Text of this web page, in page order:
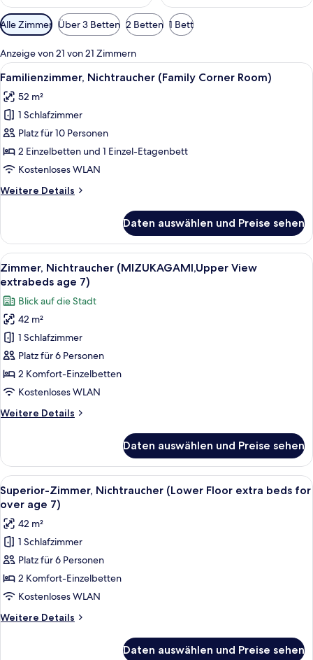
Verfügbare
Filter
für
Zimmer
Alle Zimmer Über 3 Betten 2 Betten 1 Bett
Anzeige von 21 von 21 Zimmern
Alle
Fotos
für
Familienzimmer,
Nichtraucher
(Family
Corner
anzeigen
Ein Hotelzimmer mit zwei Betten,
5
Familienzimmer, Nichtraucher (Family Corner Room)
52 m²
1 Schlafzimmer
Platz für 10 Personen
2 Einzelbetten und 1 Einzel-Etagenbett
Kostenloses WLAN
Weitere Details
Weitere
Nichtraucher
(Family
Corner
Room)
Daten auswählen und Preise sehen
Alle
Fotos
für
Zimmer,
Nichtraucher
(MIZUKAGAMI,Upper
View
extrabeds
age
anzeigen
Ein Hotelzimmer mit einem großen
12
Zimmer, Nichtraucher (MIZUKAGAMI,Upper View
extrabeds age 7)
Blick auf die Stadt
42 m²
1 Schlafzimmer
Platz für 6 Personen
2 Komfort-Einzelbetten
Kostenloses WLAN
Weitere Details
Weitere
Nichtraucher
(MIZUKAGAMI,Upper
View
extrabeds
7)
Daten auswählen und Preise sehen
Alle
Fotos
für
Superior-
Zimmer,
Nichtraucher
(Lower
Floor
extra
beds
Ein Hotelzimmer mit einem großen
6
Superior-Zimmer, Nichtraucher (Lower Floor extra beds for
over age 7)
42 m²
1 Schlafzimmer
Platz für 6 Personen
2 Komfort-Einzelbetten
Kostenloses WLAN
Weitere Details
Weitere
Daten auswählen und Preise sehen